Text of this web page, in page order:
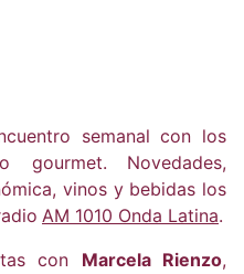
semanal con los
gourmet.
Novedades,
vinos y bebidas los
AM 1010 Onda Latina.
con Marcela Rienzo,